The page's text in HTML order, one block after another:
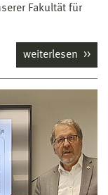
Fakultät für
weiterlesen